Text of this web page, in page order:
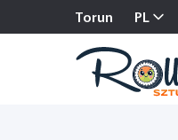
Torun PL